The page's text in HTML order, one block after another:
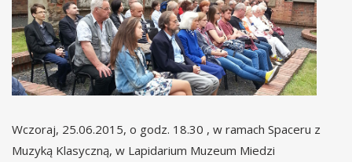
Wczoraj, 25.06.2015, o godz. 18.30 , w ramach Spaceru z
Muzyką Klasyczną, w Lapidarium Muzeum Miedzi